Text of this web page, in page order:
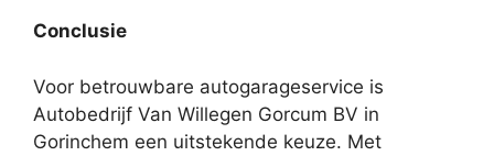
Conclusie
Voor betrouwbare autogarageservice is
Autobedrijf Van Willegen Gorcum BV in
Gorinchem een uitstekende keuze. Met